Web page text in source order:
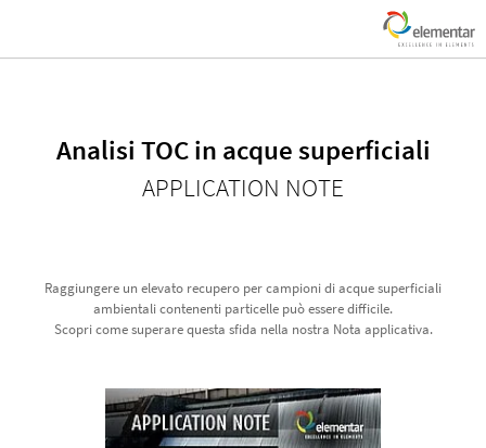
Analisi TOC in acque superficiali
APPLICATION NOTE
Raggiungere un elevato recupero per campioni di acque superficiali
ambientali contenenti particelle può essere difficile.
Scopri come superare questa sfida nella nostra Nota applicativa.